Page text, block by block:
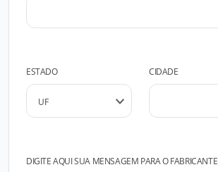
ESTADO CIDADE
DIGITE AQUI SUA MENSAGEM PARA O FABRICANTE